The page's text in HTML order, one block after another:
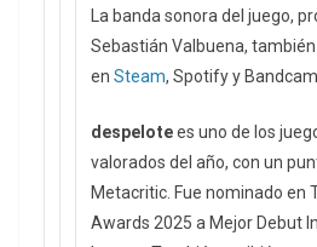
La banda sonora del juego,
Sebastián Valbuena,
en Steam, Spotify y
despelotees uno de los
valorados del año, con un
Metacritic. Fue nominado en
Awards 2025 a Mejor Debut